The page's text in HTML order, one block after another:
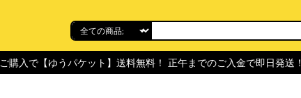
購入で【ゆうパケット】送料無料！ 正午までのご入金で即日発送！